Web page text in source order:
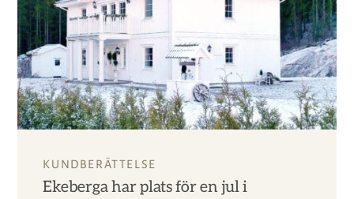
KUNDBERÄTTELSE
Ekeberga har plats för en jul i